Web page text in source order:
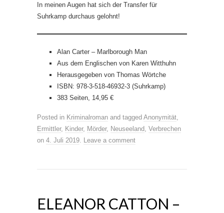
In meinen Augen hat sich der Transfer für
Suhrkamp durchaus gelohnt!
Alan Carter – Marlborough Man
Aus dem Englischen von Karen Witthuhn
Herausgegeben von Thomas Wörtche
ISBN: 978-3-518-46932-3 (Suhrkamp)
383 Seiten, 14,95 €
Posted in Kriminalroman and tagged Anonymität
Ermittler, Kinder, Mörder, Neuseeland Verbrechen
on 4. Juli 2019 Leave a comment
ELEANOR CATTON –